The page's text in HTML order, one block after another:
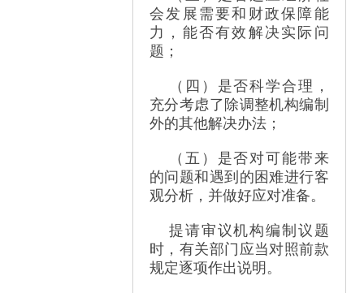
会发展需要和财政保障能
力，能否有效解决实际问
题；
（四）是否科学合理，
充分考虑了除调整机构编制
外的其他解决办法；
（五）是否对可能带来
的问题和遇到的困难进行客
观分析，并做好应对准备。
提请审议机构编制议题
时，有关部门应当对照前款
规定逐项作出说明。